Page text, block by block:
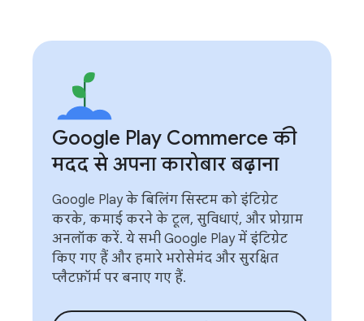
Google Play Commerce की
मदद से अपना कारोबार बढ़ाना
Google Play के बिलिंग सिस्टम को इंटिग्रेट
करके, कमाई करने के टूल, सुविधाएं, और प्रोग्राम
अनलॉक करें. ये सभी Google Play में इंटिग्रेट
किए गए हैं और हमारे भरोसेमंद और सुरक्षित
प्लैटफ़ॉर्म पर बनाए गए हैं.